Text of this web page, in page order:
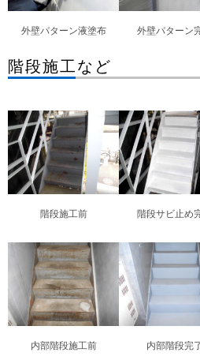
外壁パターン液塗布 外壁パターン
階段施工など
階段施工前 階段サビ止め
内部階段施工前 内部階段完